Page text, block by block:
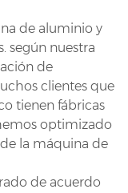
de aluminio y
según nuestra
de
clientes que
tienen fábricas
optimizado
la máquina de
de acuerdo